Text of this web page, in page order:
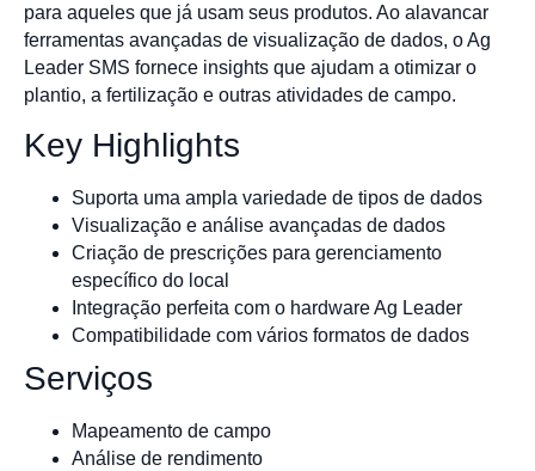
para aqueles que já usam seus produtos. Ao alavancar
ferramentas avançadas de visualização de dados, o Ag
Leader SMS fornece insights que ajudam a otimizar o
plantio, a fertilização e outras atividades de campo.
Key Highlights
Suporta uma ampla variedade de tipos de dados
Visualização e análise avançadas de dados
Criação de prescrições para gerenciamento
específico do local
Integração perfeita com o hardware Ag Leader
Compatibilidade com vários formatos de dados
Serviços
Mapeamento de campo
Análise de rendimento